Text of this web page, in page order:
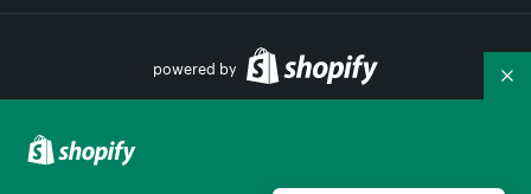
powered by
Suas escolhas de privacidade